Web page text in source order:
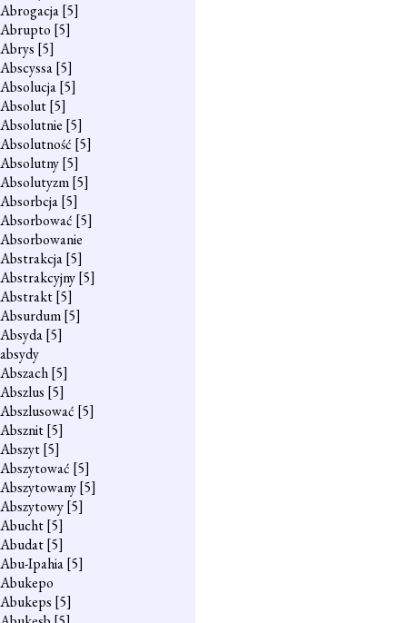
Abrogacja[5]
Abrupto [5]
Abrys [5]
Abscyssa[5]
Absolucja[5]
Absolut[5]
Absolutnie [5]
Absolutność [5]
Absolutny[5]
Absolutyzm[5]
Absorbcja[5]
Absorbować [5]
Absorbowanie
Abstrakcja[5]
Abstrakcyjny[5]
Abstrakt[5]
Absurdum[5]
Absyda[5]
absydy
Abszach[5]
Abszlus [5]
Abszlusować [5]
Absznit[5]
Abszyt[5]
Abszytować [5]
Abszytowany[5]
Abszytowy[5]
Abucht[5]
Abudat[5]
Abu-Ipahia[5]
Abukepo
Abukeps [5]